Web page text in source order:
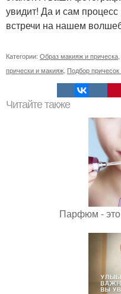
увидит! Да и сам
встречи на нашем
Категории: Образ макияж и прическа
прически и макияж Подбор
Читайте также
Парфюм - это